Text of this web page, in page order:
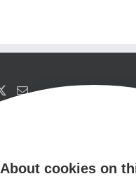
About cookies on